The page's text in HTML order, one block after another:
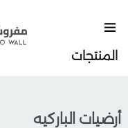
المنتجات
أرضيات الباركيه